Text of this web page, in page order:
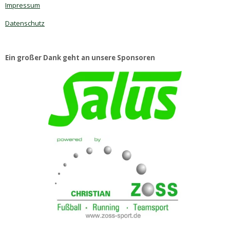
Impressum
Datenschutz
Ein großer Dank geht an unsere Sponsoren